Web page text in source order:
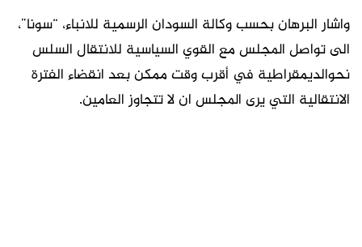
واشار البرهان بحسب وكالة السودان الرسمية للانباء، “سونا”،
الى تواصل المجلس مع القوي السياسية للانتقال السلس
نحوالديمقراطية في أقرب وقت ممكن بعد انقضاء الفترة
الانتقالية التي يرى المجلس ان لا تتجاوز العامين.